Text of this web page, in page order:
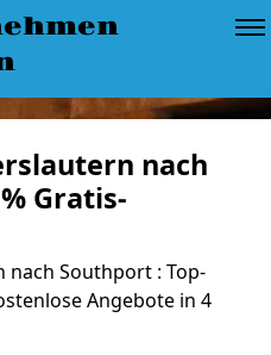
nach
Gratis-
nach Southport : Top-
Angebote in 4